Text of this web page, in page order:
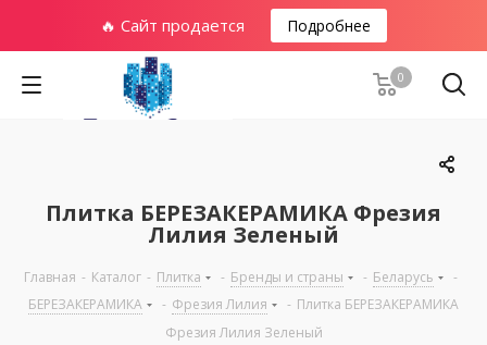
🔥 Сайт продается Подробнее
0
Плитка БЕРЕЗАКЕРАМИКА Фрезия
Лилия Зеленый
Главная - Каталог - Плитка - Бренды и страны - Беларусь
-
БЕРЕЗАКЕРАМИКА
- Фрезия Лилия - Плитка БЕРЕЗАКЕРАМИКА
Фрезия Лилия Зеленый